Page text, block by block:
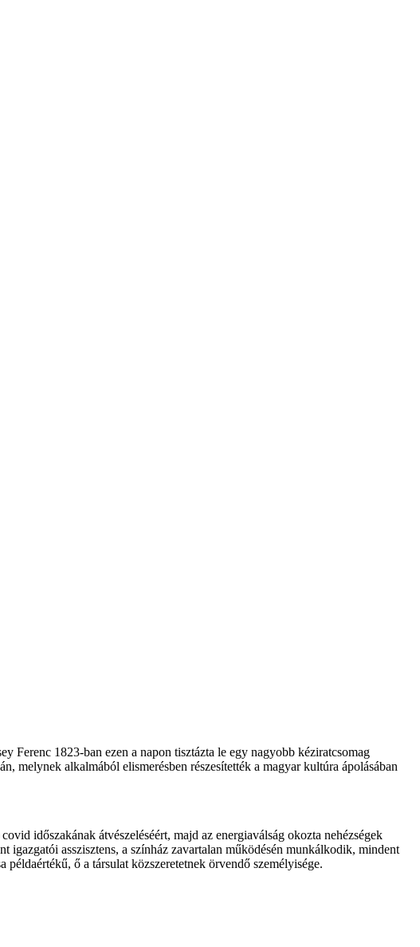
Ferenc 1823-ban ezen a napon tisztázta le egy nagyobb kéziratcsomag
melynek alkalmából elismerésben részesítették a magyar kultúra ápolásában
időszakának átvészeléséért, majd az energiaválság okozta nehézségek
asszisztens, a színház zavartalan működésén munkálkodik, mindent
ő a társulat közszeretetnek örvendő személyisége.